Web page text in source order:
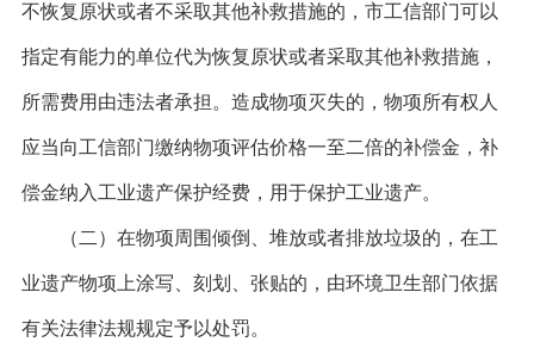
不恢复原状或者不采取其他补救措施的，市工信部门可以
指定有能力的单位代为恢复原状或者采取其他补救措施，
所需费用由违法者承担。造成物项灭失的，物项所有权人
应当向工信部门缴纳物项评估价格一至二倍的补偿金，补
偿金纳入工业遗产保护经费，用于保护工业遗产。
（二）在物项周围倾倒、堆放或者排放垃圾的，在工
业遗产物项上涂写、刻划、张贴的，由环境卫生部门依据
有关法律法规规定予以处罚。